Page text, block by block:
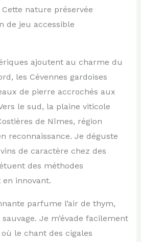
nature préservée
de jeu accessible
ajoutent au charme du
les Cévennes gardoises
de pierre accrochés aux
le sud, la plaine viticole
de Nîmes, région
reconnaissance. Je déguste
de caractère chez des
des méthodes
innovant.
parfume l’air de thym,
Je m’évade facilement
le chant des cigales